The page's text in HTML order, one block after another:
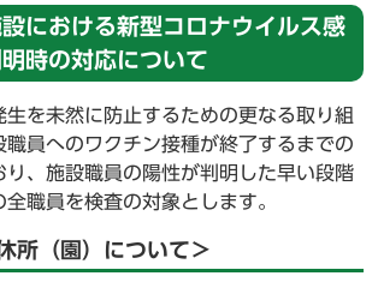
における新型コロナウイルス感
時の対応について
生を未然に防止するための更なる取り組
職員へのワクチン接種が終了するまでの
り、施設職員の陽性が判明した早い段階
職員を検査の対象とします。
所（園）について＞